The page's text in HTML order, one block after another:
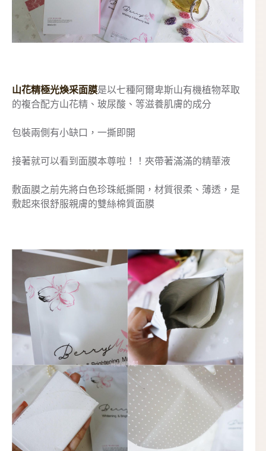
山花精極光煥采面膜是以七種阿爾卑斯山有機植物萃取
的複合配方山花精、玻尿酸、等滋養肌膚的成分
包裝兩側有小缺口，一撕即開
接著就可以看到面膜本尊啦！！夾帶著滿滿的精華液
敷面膜之前先將白色珍珠紙撕開，材質很柔、薄透，是
敷起來很舒服親膚的雙絲棉質面膜